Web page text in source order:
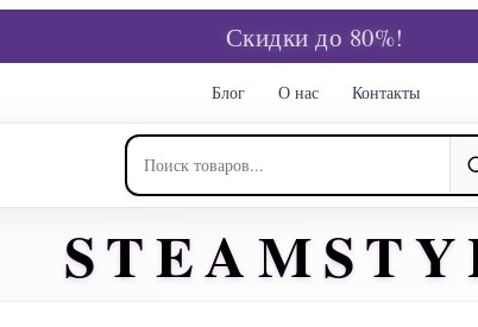
Скидки до 80%!
Блог О нас Контакты